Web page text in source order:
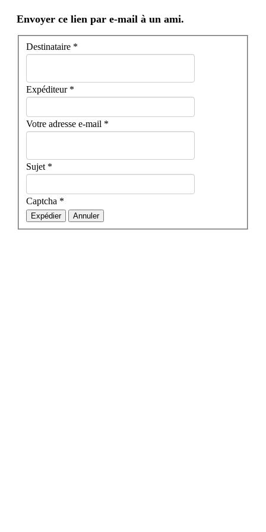
Envoyer ce lien par e-mail à un ami.
Destinataire *
Expéditeur*
Votre adresse e-mail *
Sujet *
Captcha *
Expédier Annuler